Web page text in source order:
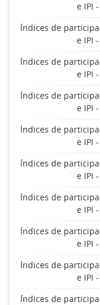
e IPI
Índices de
e IPI
Índices de
e IPI
Índices de
e IPI
Índices de
e IPI
Índices de
e IPI
Índices de
e IPI
Índices de
e IPI
Índices de
e IPI
Índices de